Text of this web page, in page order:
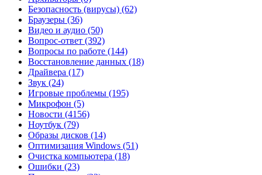
Безопасность (вирусы) (62)
Браузеры (36)
Видео и аудио (50)
Вопрос-ответ (392)
Вопросы по работе (144)
Восстановление данных (18)
Драйвера (17)
Звук (24)
Игровые проблемы (195)
Микрофон (5)
Новости (4156)
Ноутбук (79)
Образы дисков (14)
Оптимизация Windows (51)
Очистка компьютера (18)
Ошибки (23)